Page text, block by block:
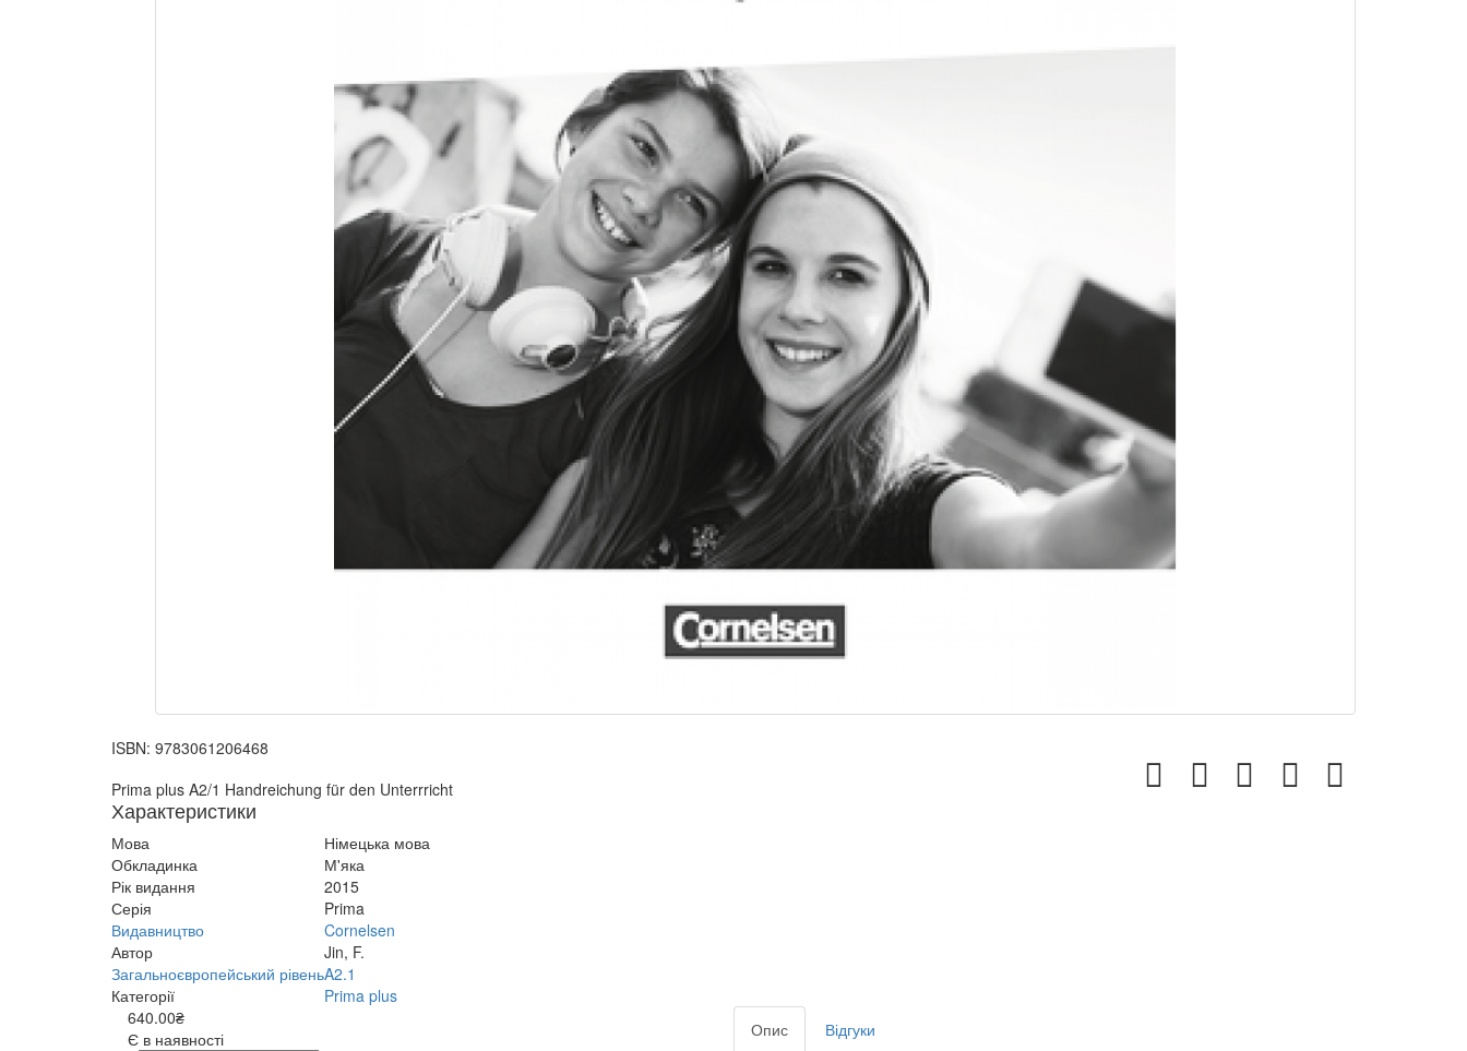
ISBN: 9783061206468
Prima plus A2/1 Handreichung für den Unterrricht
Характеристики
Мова
Німецька мова
Обкладинка
М'яка
Рік видання
2015
Серія
Prima
Видавництво
Cornelsen
Автор
Jin, F.
Загальноєвропейський рівеньA2.1
Категорії
Prima plus
640.00₴
Є в наявності
Опис Відгуки